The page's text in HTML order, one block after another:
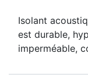
Isolant
est durable,
imperméable,